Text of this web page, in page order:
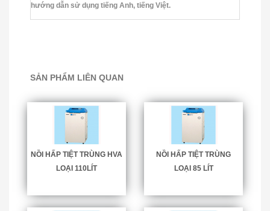
hướng dẫn sử dụng tiếng Anh, tiếng Việt.
SẢN PHẨM LIÊN QUAN
NỒI HẤP TIỆT TRÙNG HVA
LOẠI 110LÍT
NỒI HẤP TIỆT TRÙNG
LOẠI 85 LÍT